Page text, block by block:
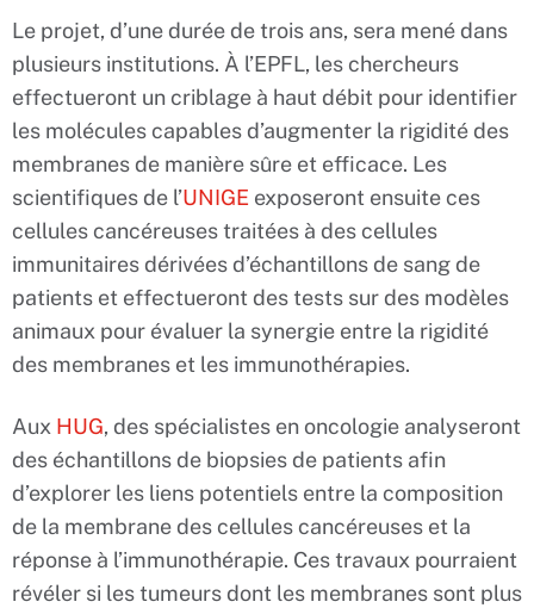
Le projet, d’une durée de trois ans, sera mené dans
plusieurs institutions. À l’EPFL, les chercheurs
effectueront un criblage à haut débit pour identifier
les molécules capables d’augmenter la rigidité des
membranes de manière sûre et efficace. Les
scientifiques de l’UNIGE exposeront ensuite ces
cellules cancéreuses traitées à des cellules
immunitaires dérivées d’échantillons de sang de
patients et effectueront des tests sur des modèles
animaux pour évaluer la synergie entre la rigidité
des membranes et les immunothérapies.
Aux HUG, des spécialistes en oncologie analyseront
des échantillons de biopsies de patients afin
d’explorer les liens potentiels entre la composition
de la membrane des cellules cancéreuses et la
réponse à l’immunothérapie. Ces travaux pourraient
révéler si les tumeurs dont les membranes sont plus